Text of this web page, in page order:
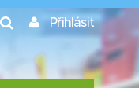
Přihlásit